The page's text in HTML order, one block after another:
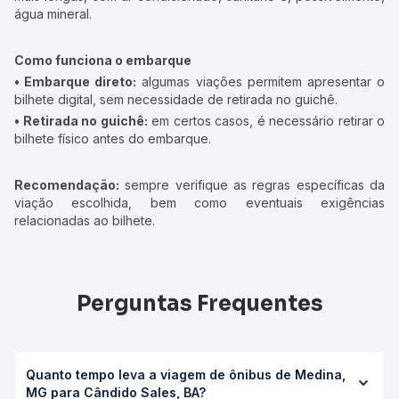
água mineral.
Como funciona o embarque
• Embarque direto: algumas viações permitem apresentar o
bilhete digital, sem necessidade de retirada no guichê.
• Retirada no guichê: em certos casos, é necessário retirar o
bilhete físico antes do embarque.
Recomendação: sempre verifique as regras específicas da
viação escolhida, bem como eventuais exigências
relacionadas ao bilhete.
Perguntas Frequentes
Quanto tempo leva a viagem de ônibus de Medina,
MG para Cândido Sales, BA?